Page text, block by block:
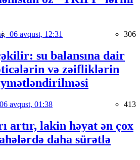
06 avqust, 12:31 306
su balansına dair
və zəifliklərin
06 avqust, 01:38 413
artır, lakin həyat ən çox
daha sürətlə